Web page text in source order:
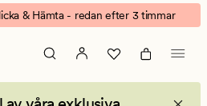
& Hämta - redan efter 3 timmar